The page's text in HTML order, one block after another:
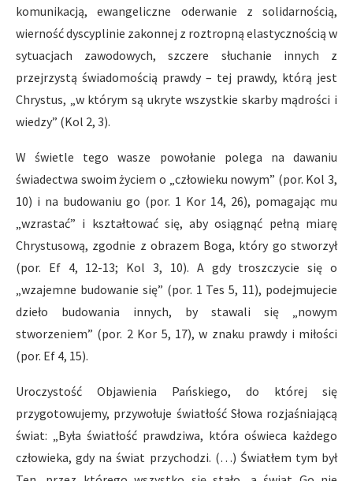
komunikacją, ewangeliczne oderwanie z solidarnością,
wierność dyscyplinie zakonnej z roztropną elastycznością w
sytuacjach zawodowych, szczere słuchanie innych z
przejrzystą świadomością prawdy – tej prawdy, którą jest
Chrystus, „w którym są ukryte wszystkie skarby mądrości i
wiedzy” (Kol 2, 3).
W świetle tego wasze powołanie polega na dawaniu
świadectwa swoim życiem o „człowieku nowym” (por. Kol 3,
10) i na budowaniu go (por. 1 Kor 14, 26), pomagając mu
„wzrastać” i kształtować się, aby osiągnąć pełną miarę
Chrystusową, zgodnie z obrazem Boga, który go stworzył
(por. Ef 4, 12-13; Kol 3, 10). A gdy troszczycie się o
„wzajemne budowanie się” (por. 1 Tes 5, 11), podejmujecie
dzieło budowania innych, by stawali się „nowym
stworzeniem” (por. 2 Kor 5, 17), w znaku prawdy i miłości
(por. Ef 4, 15).
Uroczystość Objawienia Pańskiego, do której się
przygotowujemy, przywołuje światłość Słowa rozjaśniającą
świat: „Była światłość prawdziwa, która oświeca każdego
człowieka, gdy na świat przychodzi. (…) Światłem tym był